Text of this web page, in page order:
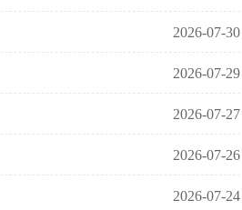
2026-07-30
2026-07-29
2026-07-27
2026-07-26
2026-07-24